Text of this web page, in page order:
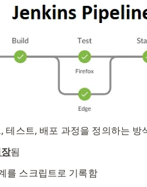
테스트, 배포 과정을 정의하는 방
됨
를 스크립트로 기록함